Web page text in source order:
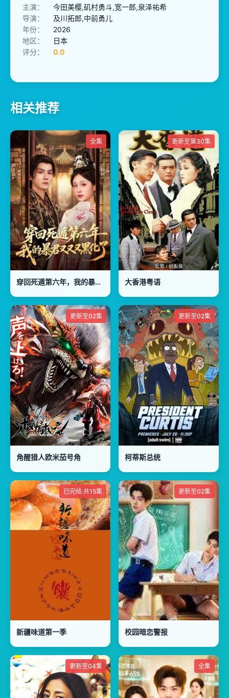
主演：
今田美樱,矶村勇斗,宽一郎,泉泽祐希
导演：
及川拓郎,中前勇儿
年份：
2026
地区：
日本
评分：
0.0
相关推荐
全集
穿回死遁第六年，我的暴君又又又黑化了
更新至第30集
大香港粤语
更新至02集
角醒猎人欧米茄号角
更新至02集
柯蒂斯总统
已完结 共15集
新疆味道第一季
更新至02集
校园暗恋警报
更新至04集 全集